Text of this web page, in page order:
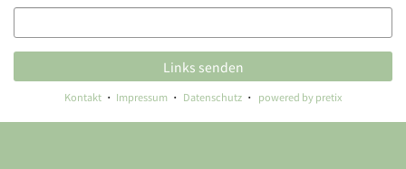
E-
Mail
Links senden
Kontakt Impressum Datenschutz powered by pretix